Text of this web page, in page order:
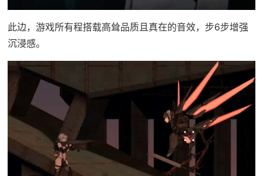
此边，游戏所有程搭载高耸品质且真在的音效，步6步增强
沉浸感。